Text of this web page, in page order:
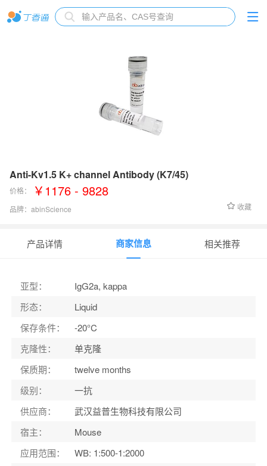
Anti-Kv1.5 K+ channel Antibody (K7/45)
价格： ￥1176 - 9828
品牌： abinScience 收藏
产品详情 商家信息 相关推荐
亚型：
IgG2a, kappa
形态：
Liquid
保存条件：
-20°C
克隆性：
单克隆
保质期：
twelve months
级别：
一抗
供应商：
武汉益普生物科技有限公司
宿主：
Mouse
应用范围：
WB: 1:500-1:2000